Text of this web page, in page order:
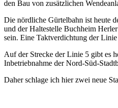
den Bau von zusätzlichen
Die nördliche Gürtelbahn ist heute
und der Haltestelle Buchheim
sein. Eine Taktverdichtung der
Auf der Strecke der Linie 5 gibt es
Inbetriebnahme der Nord-Süd-
Daher schlage ich hier zwei neue